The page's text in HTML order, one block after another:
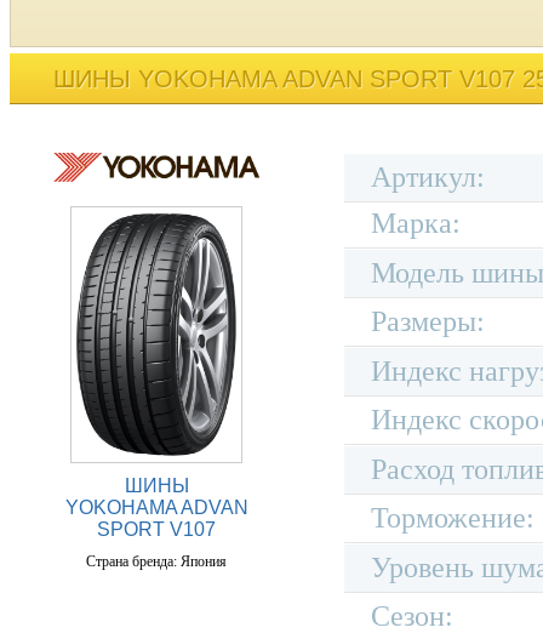
ШИНЫ YOKOHAMA ADVAN SPORT V107
ШИНЫ
YOKOHAMA ADVAN
SPORT V107
Страна бренда: Япония
Артикул:
Марка:
Модель
Размеры:
Индекс
Индекс
Расход
Торможение:
Уровень
Сезон: